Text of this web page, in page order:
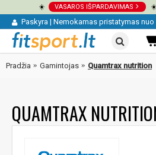
☀️ VASAROS IŠPARDAVIMAS
Paskyra | Nemokamas pristatymas nuo
Pradžia Gamintojas Quamtrax nutrition
QUAMTRAX